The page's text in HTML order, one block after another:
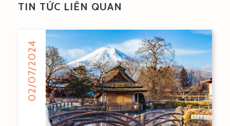
TIN TỨC LIÊN QUAN
02/07/2024